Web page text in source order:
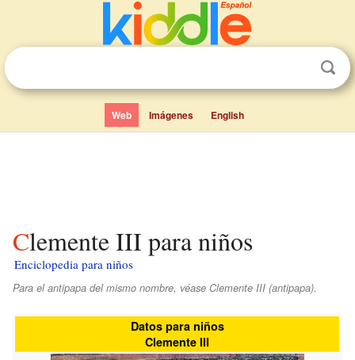
Web Imágenes English
Clemente III para niños
Enciclopedia para niños
Para el antipapa del mismo nombre, véase Clemente III (antipapa).
Datos para niños
Clemente III